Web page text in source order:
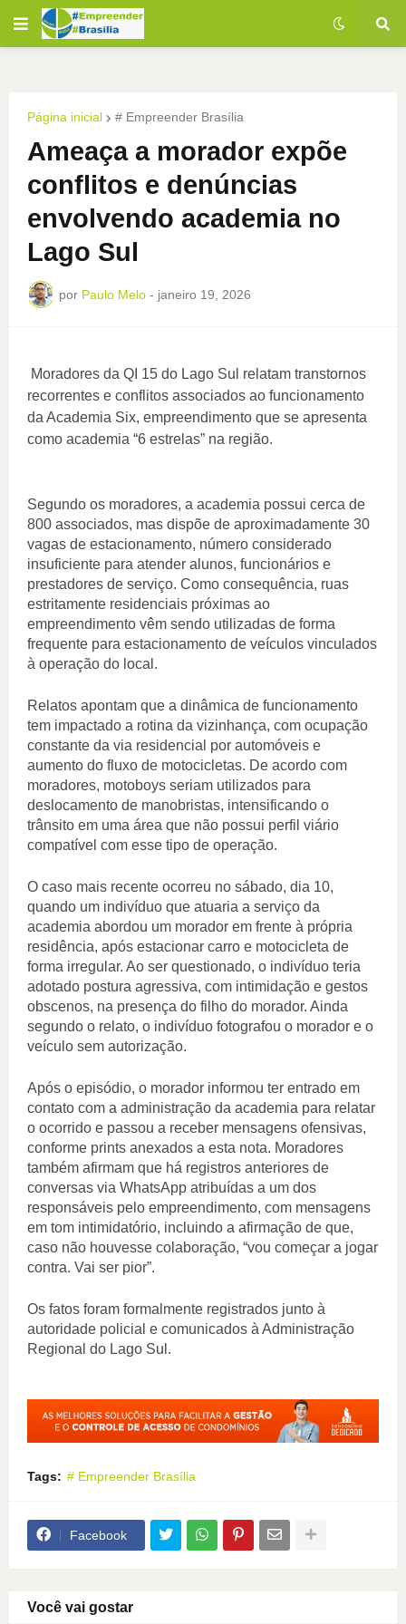
Página inicial # Empreender Brasília
Ameaça a morador expõe
conflitos e denúncias
envolvendo academia no
Lago Sul
por Paulo Melo - janeiro 19, 2026
Moradores da QI 15 do Lago Sul relatam transtornos
recorrentes e conflitos associados ao funcionamento
da Academia Six, empreendimento que se apresenta
como academia “6 estrelas” na região.
Segundo os moradores, a academia possui cerca de
800 associados, mas dispõe de aproximadamente 30
vagas de estacionamento, número considerado
insuficiente para atender alunos, funcionários e
prestadores de serviço. Como consequência, ruas
estritamente residenciais próximas ao
empreendimento vêm sendo utilizadas de forma
frequente para estacionamento de veículos vinculados
à operação do local.
Relatos apontam que a dinâmica de funcionamento
tem impactado a rotina da vizinhança, com ocupação
constante da via residencial por automóveis e
aumento do fluxo de motocicletas. De acordo com
moradores, motoboys seriam utilizados para
deslocamento de manobristas, intensificando o
trânsito em uma área que não possui perfil viário
compatível com esse tipo de operação.
O caso mais recente ocorreu no sábado, dia 10,
quando um indivíduo que atuaria a serviço da
academia abordou um morador em frente à própria
residência, após estacionar carro e motocicleta de
forma irregular. Ao ser questionado, o indivíduo teria
adotado postura agressiva, com intimidação e gestos
obscenos, na presença do filho do morador. Ainda
segundo o relato, o indivíduo fotografou o morador e o
veículo sem autorização.
Após o episódio, o morador informou ter entrado em
contato com a administração da academia para relatar
o ocorrido e passou a receber mensagens ofensivas,
conforme prints anexados a esta nota. Moradores
também afirmam que há registros anteriores de
conversas via WhatsApp atribuídas a um dos
responsáveis pelo empreendimento, com mensagens
em tom intimidatório, incluindo a afirmação de que,
caso não houvesse colaboração, “vou começar a jogar
contra. Vai ser pior”.
Os fatos foram formalmente registrados junto à
autoridade policial e comunicados à Administração
Regional do Lago Sul.
Tags: # Empreender Brasília
Facebook
Você vai gostar